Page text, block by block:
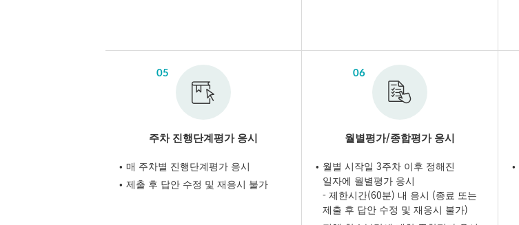
05
주차 진행단계평가 응시
매 주차별 진행단계평가 응시
제출 후 답안 수정 및 재응시 불가
06
월별평가/종합평가 응시
월별 시작일 3주차 이후 정해진
일자에 월별평가 응시
- 제한시간(60분) 내 응시 (종료 또는
제출 후 답안 수정 및 재응시 불가)